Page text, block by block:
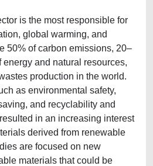
is the most responsible for
global warming, and
50% of carbon emissions, 20–
and natural resources,
production in the world.
as environmental safety,
and recyclability and
in an increasing interest
derived from renewable
are focused on new
materials that could be